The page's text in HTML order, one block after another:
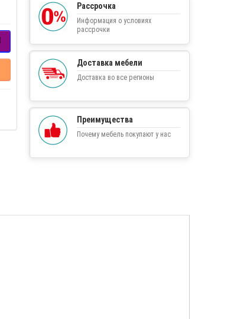
Рассрочка
Информация о условиях
рассрочки
Доставка мебели
Доставка во все регионы
Преимущества
Почему мебель покупают у нас